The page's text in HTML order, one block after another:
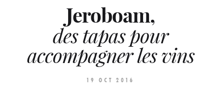
Jeroboam,
des tapas pour
accompagner les vins
19 OCT 2016